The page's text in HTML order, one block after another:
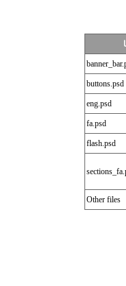
buttons.psd
eng.psd
fa.psd
flash.psd
Other files